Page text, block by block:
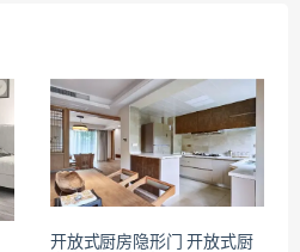
开放式厨房隐形门 开放式厨